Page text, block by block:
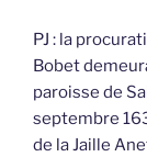
PJ : la
Bobet
paroisse de
septembre
de la Jaille